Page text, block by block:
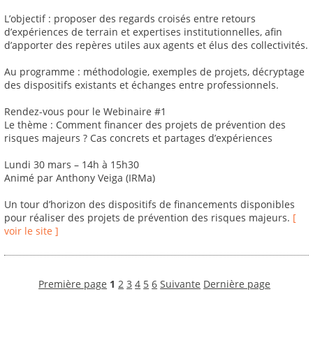
L’objectif : proposer des regards croisés entre retours
d’expériences de terrain et expertises institutionnelles, afin
d’apporter des repères utiles aux agents et élus des collectivités.
Au programme : méthodologie, exemples de projets, décryptage
des dispositifs existants et échanges entre professionnels.
Rendez-vous pour le Webinaire #1
Le thème : Comment financer des projets de prévention des
risques majeurs ? Cas concrets et partages d’expériences
Lundi 30 mars – 14h à 15h30
Animé par Anthony Veiga (IRMa)
Un tour d’horizon des dispositifs de financements disponibles
pour réaliser des projets de prévention des risques majeurs. [
voir le site ]
Première page 1 2 3 4 5 6 Suivante Dernière page